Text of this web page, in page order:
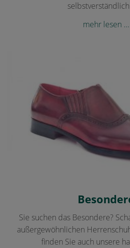
mehr lesen ...
Sie suchen das Besondere?
außergewöhnlichen
finden Sie auch unsere